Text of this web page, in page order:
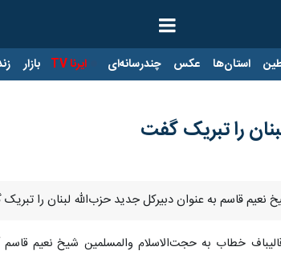
استان‌ها عکس چندرسانه‌ای ایرنا TV بازار
را تبریک گفت
قاسم به عنوان دبیرکل جدید حزب‌الله لبنان را
خطاب به حجت‌الاسلام والمسلمین شیخ نعیم قاسم